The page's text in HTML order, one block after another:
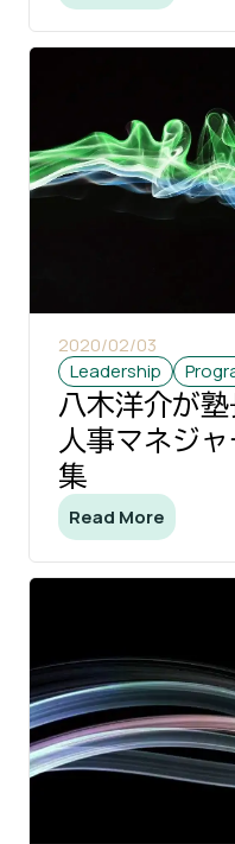
2020/02/03
Leadership
八木洋介が
人事マネジ
集
Read More